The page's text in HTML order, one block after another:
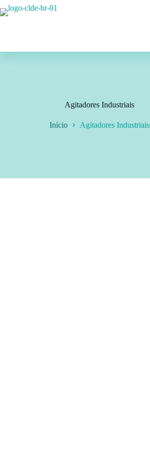
Agitadores Industriais
Início Agitadores Industriais